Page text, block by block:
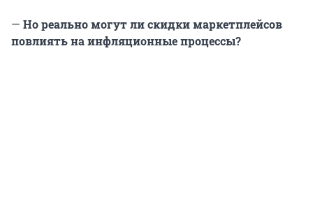
— Но реально могут ли скидки маркетплейсов
повлиять на инфляционные процессы?